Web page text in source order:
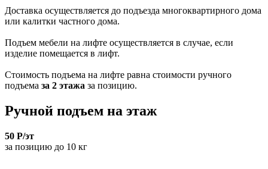
Доставка осуществляется до подъезда многоквартирного дома
или калитки частного дома.
Подъем мебели на лифте осуществляется в случае, если
изделие помещается в лифт.
Стоимость подъема на лифте равна стоимости ручного
подъема за 2 этажа за позицию.
Ручной подъем на этаж
50 Р/эт
за позицию до 10 кг